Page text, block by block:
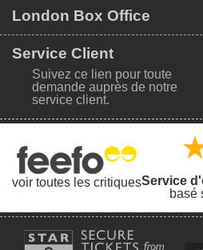
London Box Office
Service Client
Suivez ce lien pour toute
demande auprès de notre
service client.
voir toutes les critiquesService
basé